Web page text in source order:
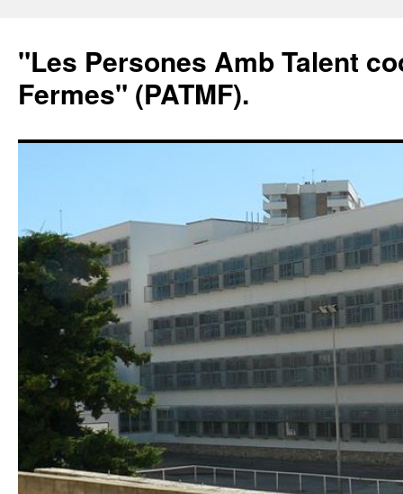
"Les Persones Amb Talent
Fermes" (PATMF).